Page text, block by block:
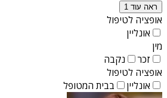
ראה עוד 1
אופציה לטיפול
אונליין
מין
זכר
נקבה
אופציה לטיפול
אונליין
בבית המטופל